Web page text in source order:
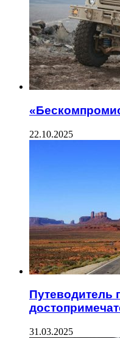
22.10.2025
Путеводитель
31.03.2025